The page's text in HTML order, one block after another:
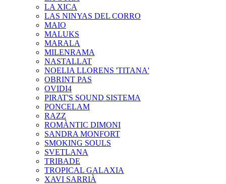
LA XICA
LAS NINYAS DEL CORRO
MAIO
MALUKS
MARALA
MILENRAMA
NASTALLAT
NOELIA LLORENS 'TITANA'
OBRINT PAS
OVIDI4
PIRAT'S SOUND SISTEMA
PONCELAM
RAZZ
ROMÀNTIC DIMONI
SANDRA MONFORT
SMOKING SOULS
SVETLANA
TRIBADE
TROPICAL GALAXIA
XAVI SARRIÀ